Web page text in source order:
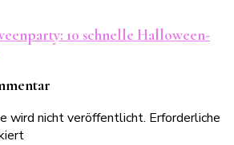
10 schnelle Halloween-
wird nicht veröffentlicht. Erforderliche